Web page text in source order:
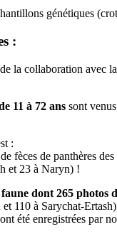
génétiques
:
la collaboration avec
11 à 72 ans sont
:
de fèces de panthères
et 23 à Naryn) !
dont 265 photos
110 à Sarychat-
été enregistrées par